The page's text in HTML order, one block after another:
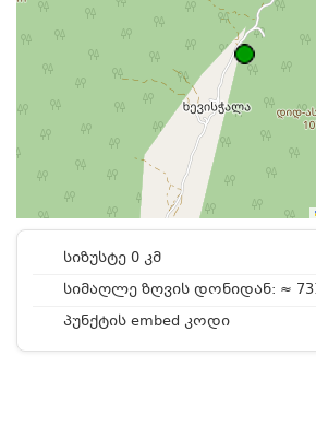
სიზუსტე 0 კმ
სიმაღლე ზღვის დონიდან: ≈
პუნქტის embed კოდი